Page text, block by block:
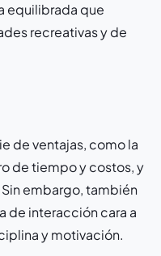
equilibrada que
recreativas y de
de ventajas, como la
de tiempo y costos, y
embargo, también
de interacción cara a
y motivación.